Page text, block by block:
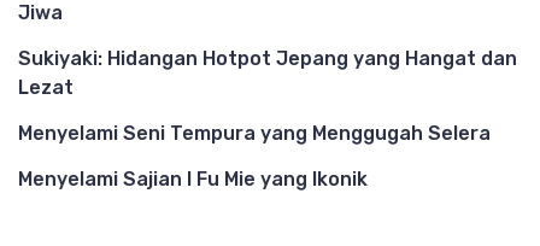
Jiwa
Sukiyaki: Hidangan Hotpot Jepang yang Hangat dan
Lezat
Menyelami Seni Tempura yang Menggugah Selera
Menyelami Sajian I Fu Mie yang Ikonik